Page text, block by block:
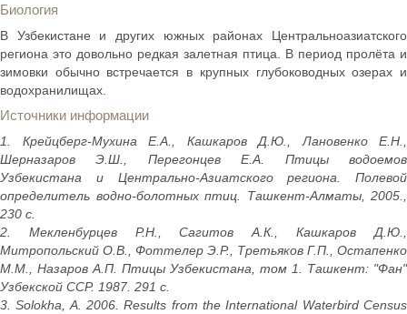
Биология
В Узбекистане и других южных районах Центральноазиатского
региона это довольно редкая залетная птица. В период пролёта и
зимовки обычно встречается в крупных глубоководных озерах и
водохранилищах.
Источники информации
1. Крейцберг-Мухина Е.А., Кашкаров Д.Ю., Лановенко Е.Н.,
Шерназаров Э.Ш., Перегонцев Е.А. Птицы водоемов
Узбекистана и Центрально-Азиатского региона. Полевой
определитель водно-болотных птиц. Ташкент-Алматы, 2005.,
230 с.
2. Мекленбурцев Р.Н., Сагитов А.К., Кашкаров Д.Ю.,
Митропольский О.В., Фоттелер Э.Р., Третьяков Г.П., Остапенко
М.М., Назаров А.П. Птицы Узбекистана, том 1. Ташкент: "Фан"
Узбекской ССР. 1987. 291 с.
3. Solokha, A. 2006. Results from the International Waterbird Census